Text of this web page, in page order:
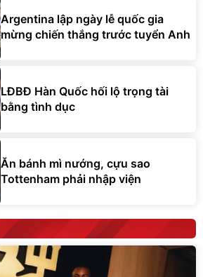
Argentina lập ngày lễ quốc gia
mừng chiến thắng trước tuyển Anh
LĐBĐ Hàn Quốc hối lộ trọng tài
bằng tình dục
Ăn bánh mì nướng, cựu sao
Tottenham phải nhập viện